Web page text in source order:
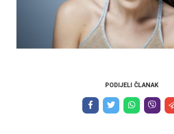
PODIJELI ČLANAK